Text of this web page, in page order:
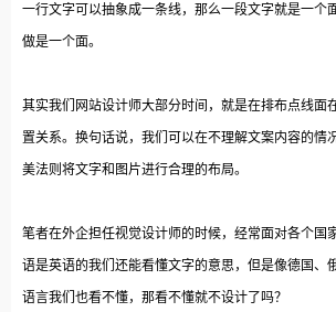
一行文字可以抽象成一条线，那么一段文字就是一个
做是一个面。
其实我们网站设计师大部分时间，就是在排布点线面
置关系。换句话说，我们可以在不理解文案内容的情
美法则将文字和图片进行合理的布局。
笔者在外企担任视觉设计师的时候，经常面对各个国
语是英语的我们还能看懂文字的意思，但是像德国、
语言我们也看不懂，那看不懂就不设计了吗？